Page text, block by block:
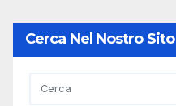
Cerca Nel Nostro Sito